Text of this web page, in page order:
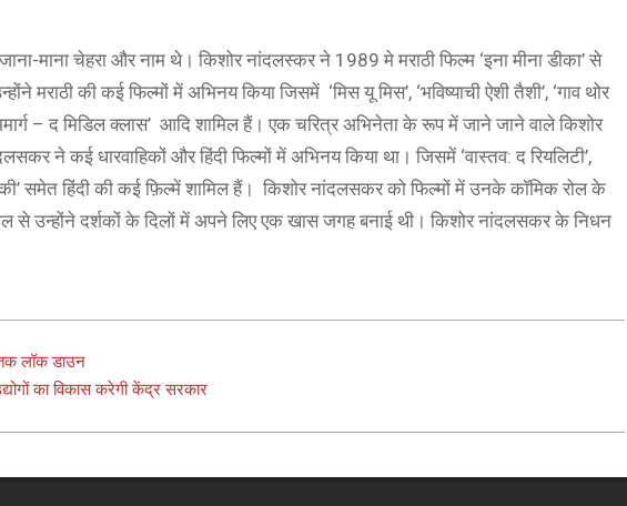
माना चेहरा और नाम थे। किशोर नांदलस्कर ने 1989 मे मराठी फिल्म ‘इना मीना डीका’ से
मराठी की कई फिल्मों में अभिनय किया जिसमें ‘मिस यू मिस’, ‘भविष्याची ऐशी तैशी’, ‘गाव थोर
– द मिडिल क्लास’ आदि शामिल हैं। एक चरित्र अभिनेता के रूप में जाने जाने वाले किशोर
ने कई धारवाहिकों और हिंदी फिल्मों में अभिनय किया था। जिसमें ‘वास्तव: द रियलिटी’,
समेत हिंदी की कई फ़िल्में शामिल हैं। किशोर नांदलसकर को फिल्मों में उनके कॉमिक रोल के
से उन्होंने दर्शकों के दिलों में अपने लिए एक खास जगह बनाई थी। किशोर नांदलसकर के निधन
लॉक डाउन
का विकास करेगी केंद्र सरकार